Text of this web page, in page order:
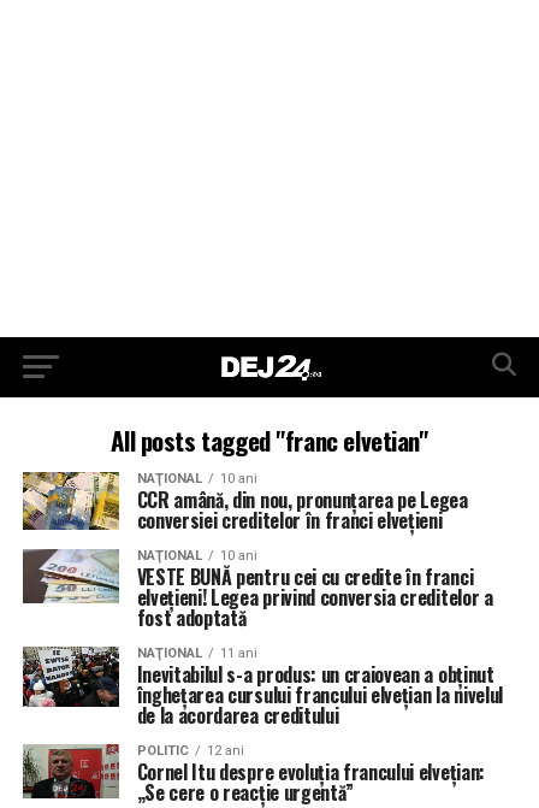
All posts tagged "franc elvetian"
NAŢIONAL 10 ani
CCR amână, din nou, pronunţarea pe Legea
conversiei creditelor în franci elveţieni
NAŢIONAL 10 ani
VESTE BUNĂ pentru cei cu credite în franci
elvețieni! Legea privind conversia creditelor a
fost adoptată
NAŢIONAL 11 ani
Inevitabilul s-a produs: un craiovean a obţinut
îngheţarea cursului francului elvețian la nivelul
de la acordarea creditului
POLITIC 12 ani
Cornel Itu despre evoluţia francului elveţian:
„Se cere o reacţie urgentă”